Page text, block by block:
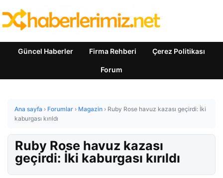
Güncel Haberler Firma Rehberi Çerez Politikası
Forum
Ana sayfa › Forumlar › Magazin › Ruby Rose havuz kazası geçirdi: İki
kaburgası kırıldı
Ruby Rose havuz kazası
geçirdi: İki kaburgası kırıldı